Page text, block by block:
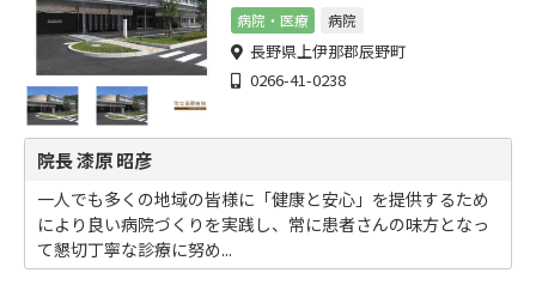
病院・医療 病院
長野県上伊那郡辰野町
0266-41-0238
院長 漆原 昭彦
一人でも多くの地域の皆様に「健康と安心」を提供するため
により良い病院づくりを実践し、常に患者さんの味方となっ
て懇切丁寧な診療に努め...